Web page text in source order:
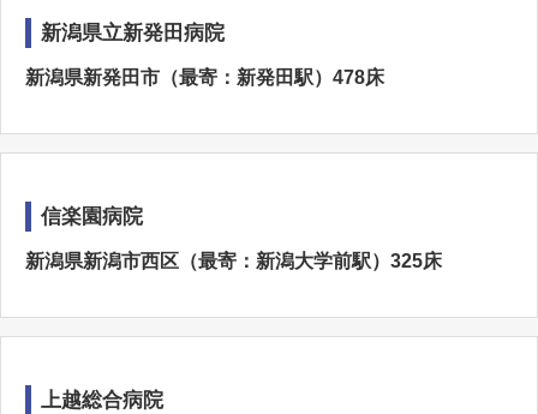
新潟県立新発田病院
新潟県新発田市（最寄：新発田駅）478床
信楽園病院
新潟県新潟市西区（最寄：新潟大学前駅）325床
上越総合病院